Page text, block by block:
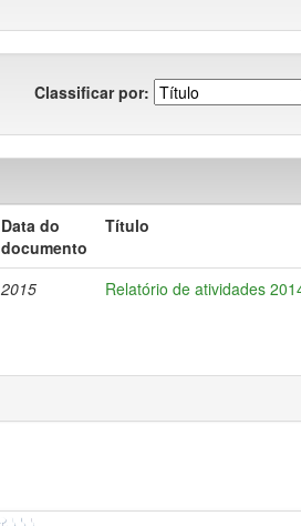
Classificar por:
Data do
documento
Título
2015 Relatório de atividades